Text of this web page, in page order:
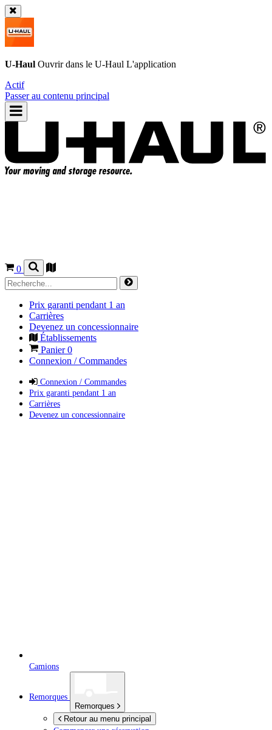
U-Haul Ouvrir dans le U-Haul L'application
Actif
Passer au contenu principal
0
Prix garanti pendant 1 an
Carrières
Devenez un concessionnaire
Établissements
Panier0
Connexion / Commandes
Connexion / Commandes
Prix garanti pendant 1 an
Carrières
Devenez un concessionnaire
Camions
Remorques
Remorques
Retour au menu principal